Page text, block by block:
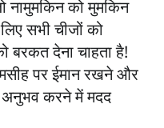
नामुमकिन को मुमकिन
सभी चीजों को
बरकत देना चाहता है!
पर ईमान रखने और
करने में मदद